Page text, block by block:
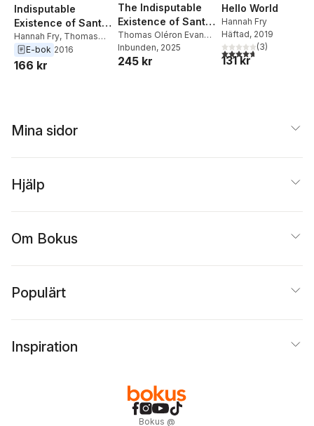
Indisputable
Existence of Santa
Claus
Hannah Fry, Thomas
Oléron Evans
E-bok 2016
166 kr
The Indisputable
Existence of Santa
Claus: The
Mathematics of
Christmas
Thomas Oléron Evans ,
Hannah Fry
Inbunden, 2025
245 kr
Hello World
Hannah Fry
Häftad, 2019
4,7utav 5 stjärnor.
(3)
131 kr
Mina sidor
Hjälp
Om Bokus
Populärt
Inspiration
Bokus @